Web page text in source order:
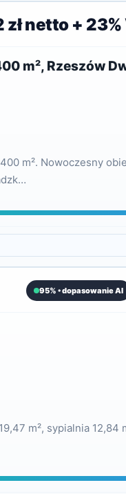
netto +
m², Rzeszów
m². Nowoczesny
95% • dopasowanie AI
m², sypialnia 12,84